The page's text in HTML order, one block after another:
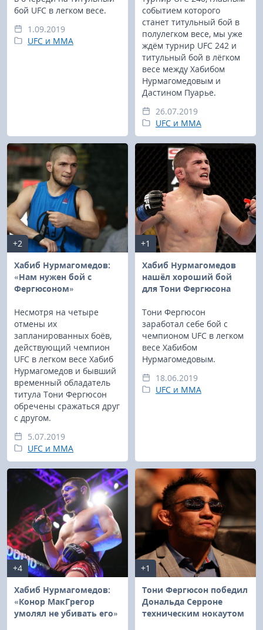
бой UFC в легком весе.
1.09.2019
UFC и MMA
событием которого
станет титульный бой в
полулегком весе, мы уже
ждём турнир UFC 242 и
титульный бой в лёгком
весе между Хабибом
Нурмагомедовым и
Дастином Пуарье.
26.07.2019
UFC и MMA
+2
Хабиб Нурмагомедов:
«Нам нужен бой с
Фергюсоном»
Несмотря на четыре
отмены их
запланированных боёв,
действующий чемпион
UFC в легком весе Хабиб
Нурмагомедов и бывший
временный обладатель
титула Тони Фергюсон
обречены сражаться друг
с другом.
5.07.2019
UFC и MMA
+1
Хабиб Нурмагомедов
нашёл хороший бой
для Тони Фергюсона
Тони Фергюсон
заработал себе бой с
чемпионом UFC в легком
весе Хабибом
Нурмагомедовым.
18.06.2019
UFC и MMA
+4
Хабиб Нурмагомедов:
«Конор МакГрегор
умолял не убивать его»
+1
Тони Фергюсон победил
Дональда Серроне
техническим нокаутом